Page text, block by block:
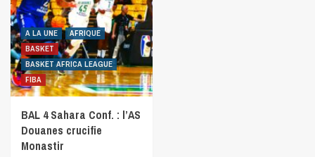
A LA UNE
AFRIQUE
BASKET
BASKET AFRICA LEAGUE
FIBA
BAL 4 Sahara Conf. : l’AS
Douanes crucifie
Monastir